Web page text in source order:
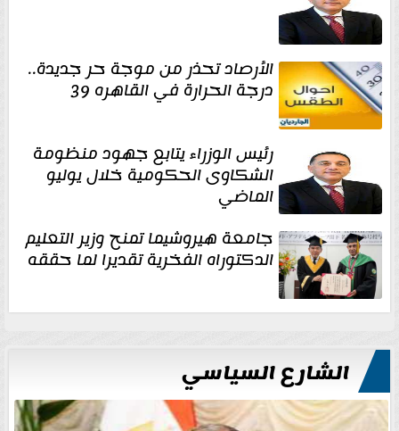
الأرصاد تحذر من موجة حر جديدة..
درجة الحرارة في القاهره 39
رئيس الوزراء يتابع جهود منظومة
الشكاوى الحكومية خلال يوليو
الماضي
جامعة هيروشيما تمنح وزير التعليم
الدكتوراه الفخرية تقديرا لما حققه
الشارع السياسي